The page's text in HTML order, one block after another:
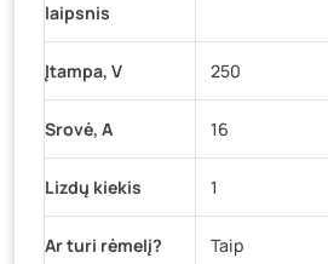
laipsnis
Įtampa, V 250
Srovė, A 16
Lizdų kiekis 1
Ar turi rėmelį? Taip